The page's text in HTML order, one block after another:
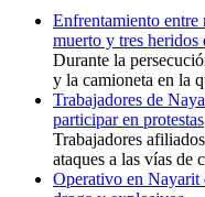
Enfrentamiento entre
muerto y tres heridos
Durante la
y la camioneta en la
Trabajadores de
participar en protestas
Trabajadores
ataques a las vías de
Operativo en Nayarit